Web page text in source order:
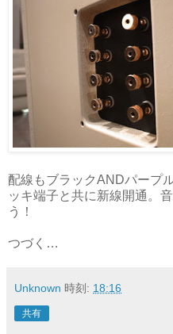
配線もブラックANDパープ
ッキ端子と共に新線開通。
う！
つづく…
Unknown 時刻: 18:16
共有